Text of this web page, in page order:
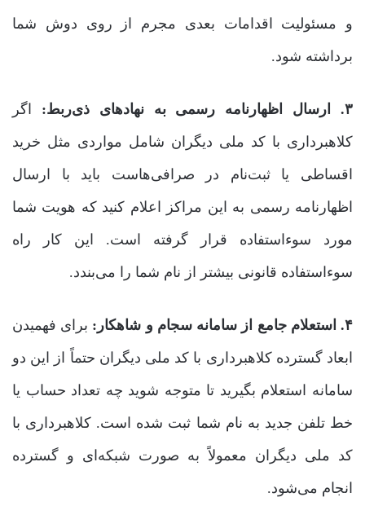
و مسئولیت اقدامات بعدی مجرم از روی دوش شما
برداشته شود.
۳. ارسال اظهارنامه رسمی به نهادهای ذی‌ربط:
اگر
کلاهبرداری با کد ملی دیگران شامل مواردی مثل خرید
اقساطی یا ثبت‌نام در صرافی‌هاست باید با ارسال
اظهارنامه رسمی به این مراکز اعلام کنید که هویت شما
مورد سوءاستفاده قرار گرفته است. این کار راه
سوءاستفاده قانونی بیشتر از نام شما را می‌بندد.
۴. استعلام جامع از سامانه سجام و شاهکار:
برای فهمیدن
ابعاد گسترده کلاهبرداری با کد ملی دیگران حتماً از این دو
سامانه استعلام بگیرید تا متوجه شوید چه تعداد حساب یا
خط تلفن جدید به نام شما ثبت شده است. کلاهبرداری با
کد ملی دیگران معمولاً به صورت شبکه‌ای و گسترده
انجام می‌شود.